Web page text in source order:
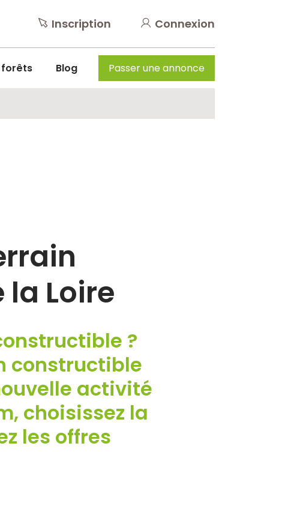
Inscription Connexion
forêts Blog Passer une annonce
Loire
?
constructible
activité
choisissez la
les offres